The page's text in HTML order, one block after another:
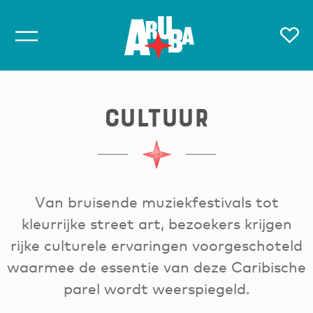
Cultuur
Van bruisende muziekfestivals tot
kleurrijke street art, bezoekers krijgen
rijke culturele ervaringen voorgeschoteld
waarmee de essentie van deze Caribische
parel wordt weerspiegeld.